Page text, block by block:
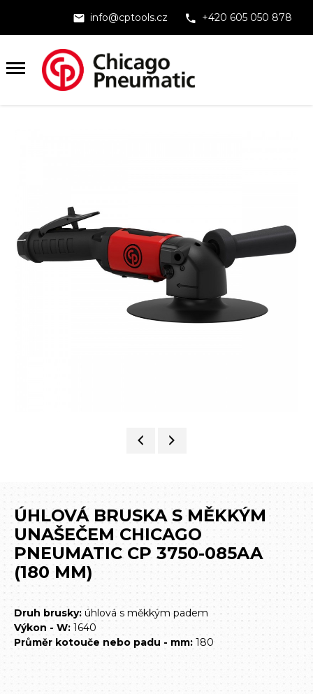
info@cptools.cz +420 605 050 878
ÚHLOVÁ BRUSKA S MĚKKÝM
UNAŠEČEM CHICAGO
PNEUMATIC CP 3750-085AA
(180 MM)
Druh brusky: úhlová s měkkým padem
Výkon - W: 1640
Průměr kotouče nebo padu - mm: 180